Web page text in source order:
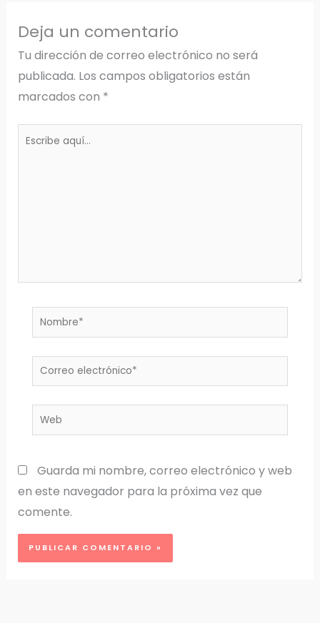
Deja un comentario
Tu dirección de correo electrónico no será
publicada. Los campos obligatorios están
marcados con *
Escribe
Nombre*
Correo
electrónico*
Web
Guarda mi nombre, correo electrónico y web
en este navegador para la próxima vez que
comente.